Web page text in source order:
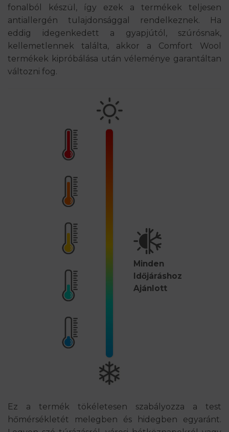
fonalból készül, így ezek a termékek teljesen
antiallergén tulajdonsággal rendelkeznek. Ha
eddig idegenkedett a gyapjútól, szúrósnak,
kellemetlennek találta, akkor a Comfort Wool
termékek kipróbálása után véleménye garantáltan
változni fog.
Minden
Időjáráshoz
Ajánlott
Ez a termék tökéletesen szabályozza a test
hőmérsékletét melegben és hidegben egyaránt.